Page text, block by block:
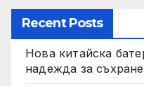
Recent Posts
Нова китайска
надежда за